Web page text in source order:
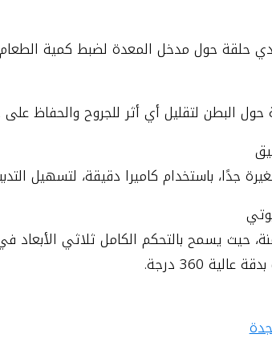
حلقة حول مدخل المعدة لضبط كمية
البطن لتقليل أي أثر للجروح والحفاظ على
حيث يسمح بالتحكم الكامل ثلاثي الأبعاد
360 درجة.